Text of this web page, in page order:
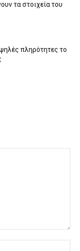
τα στοιχεία του
πληρότητες το